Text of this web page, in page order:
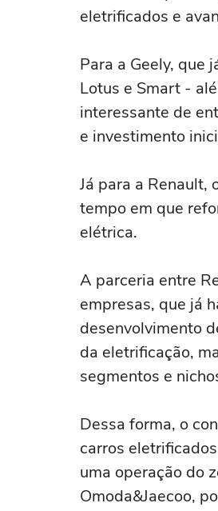
eletrificados e
Para a Geely, que
Lotus e Smart -
interessante de
e investimento
Já para a Renault,
tempo em que
elétrica.
A parceria entre
empresas, que já
desenvolvimento
da eletrificação,
segmentos e
Dessa forma, o
carros
uma operação do
Omoda&Jaecoo,